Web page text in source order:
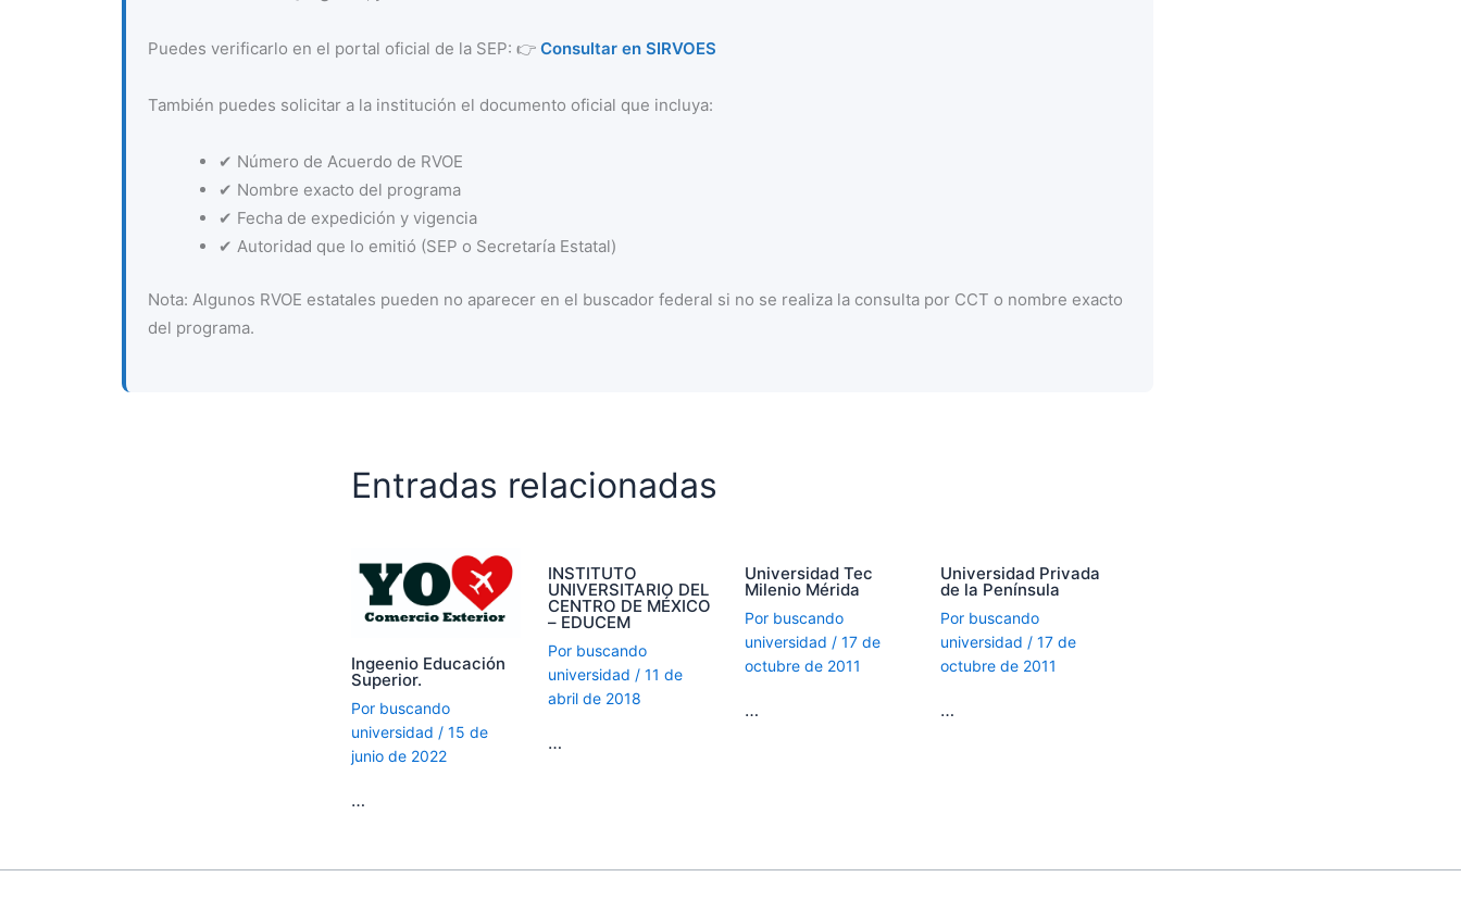
Puedes verificarlo en el portal oficial de la SEP: 👉 Consultar en SIRVOES
También puedes solicitar a la institución el documento oficial que incluya:
✔ Número de Acuerdo de RVOE
✔ Nombre exacto del programa
✔ Fecha de expedición y vigencia
✔ Autoridad que lo emitió (SEP o Secretaría Estatal)
Nota: Algunos RVOE estatales pueden no aparecer en el buscador federal si no se realiza la consulta por CCT o nombre exacto
del programa.
Entradas relacionadas
Ingeenio Educación
Superior.
Por buscando
universidad / 15 de
junio de 2022
…
INSTITUTO
UNIVERSITARIO DEL
CENTRO DE MÉXICO
– EDUCEM
Por buscando
universidad / 11 de
abril de 2018
…
Universidad Tec
Milenio Mérida
Por buscando
universidad / 17 de
octubre de 2011
…
Universidad Privada
de la Península
Por buscando
universidad /17 de
octubre de 2011
…